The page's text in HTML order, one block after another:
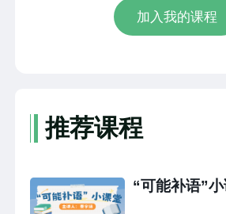
终咬牙坚持抵达山顶。山顶的
悟：唯有坚持才能迎来转机。
只要不放弃，就总有希望。
加入我的课程
推荐课程
“可能补语”